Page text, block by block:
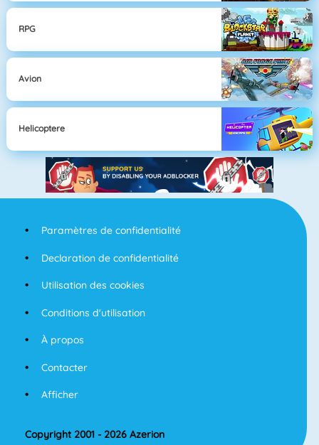
RPG
Avion
Helicoptere
Paramètres de confidentialité
Declaration de confidentialité
Utilisation des cookies
Conditions d'utilisation
À propos
Contacter
Afficher
Copyright 2001 - 2026 Azerion